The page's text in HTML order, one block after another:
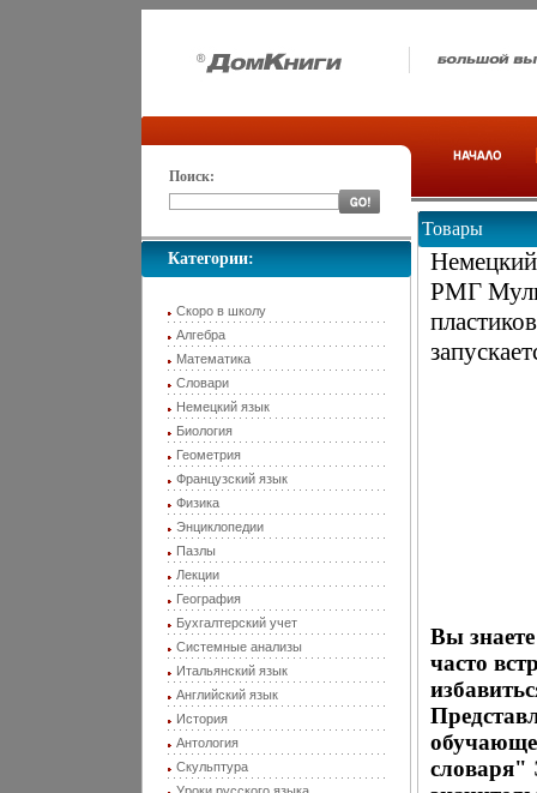
Поиск:
Категории:
Скоро в школу
Алгебра
Математика
Словари
Немецкий язык
Биология
Геометрия
Французский язык
Физика
Энциклопедии
Пазлы
Лекции
География
Бухгалтерский учет
Системные анализы
Итальянский язык
Английский язык
История
Антология
Скульптура
Товары
РМГ
Вы
часто
словаря"